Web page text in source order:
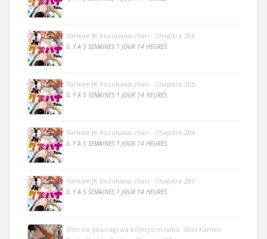
Yankee JK Kuzuhana-chan - Chapitre 286
IL Y A 5 SEMAINES 1 JOUR 14 HEURES
Yankee JK Kuzuhana-chan - Chapitre 285
IL Y A 5 SEMAINES 1 JOUR 14 HEURES
Yankee JK Kuzuhana-chan - Chapitre 284
IL Y A 5 SEMAINES 1 JOUR 14 HEURES
Yankee JK Kuzuhana-chan - Chapitre 283
IL Y A 5 SEMAINES 1 JOUR 14 HEURES
Shin no yasuragi wa konoyo ni naku -Shin Kamen